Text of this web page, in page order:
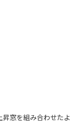
窓を組み合わせたよ